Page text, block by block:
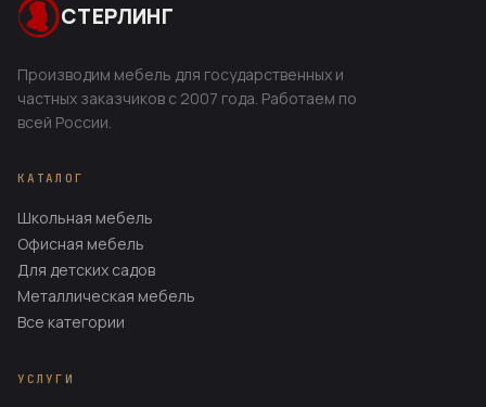
СТЕРЛИНГ
Производим мебель для государственных и
частных заказчиков с 2007 года. Работаем по
всей России.
КАТАЛОГ
Школьная мебель
Офисная мебель
Для детских садов
Металлическая мебель
Все категории
УСЛУГИ